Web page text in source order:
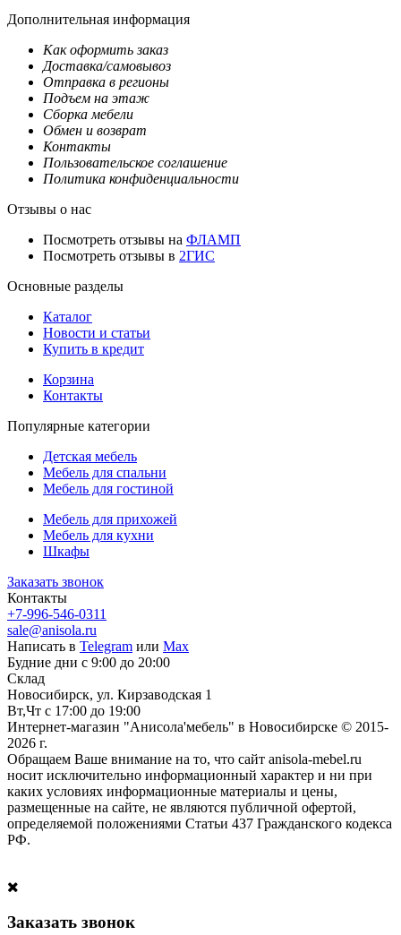
Дополнительная информация
Как оформить заказ
Доставка/самовывоз
Отправка в регионы
Подъем на этаж
Сборка мебели
Обмен и возврат
Контакты
Пользовательское соглашение
Политика конфиденциальности
Отзывы о нас
Посмотреть отзывы на ФЛАМП
Посмотреть отзывы в 2ГИС
Основные разделы
Каталог
Новости и статьи
Купить в кредит
Корзина
Контакты
Популярные категории
Детская мебель
Мебель для спальни
Мебель для гостиной
Мебель для прихожей
Мебель для кухни
Шкафы
Заказать звонок
Контакты
+7-996-546-0311
sale@anisola.ru
Написать в Telegram или Max
Будние дни с 9:00 до 20:00
Склад
Новосибирск, ул. Кирзаводская 1
Вт,Чт с 17:00 до 19:00
Интернет-магазин "Анисола'мебель" в Новосибирске © 2015-
2026 г.
Обращаем Ваше внимание на то, что сайт anisola-mebel.ru
носит исключительно информационный характер и ни при
каких условиях информационные материалы и цены,
размещенные на сайте, не являются публичной офертой,
определяемой положениями Статьи 437 Гражданского кодекса
РФ.
Заказать звонок